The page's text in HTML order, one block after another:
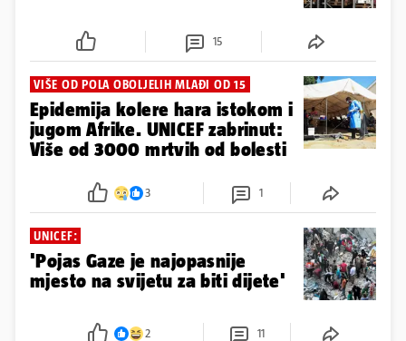
15
VIŠE OD POLA OBOLJELIH MLAĐI OD 15
Epidemija kolere hara istokom i
jugom Afrike. UNICEF zabrinut:
Više od 3000 mrtvih od bolesti
3 1
UNICEF:
'Pojas Gaze je najopasnije
mjesto na svijetu za biti dijete'
2 11